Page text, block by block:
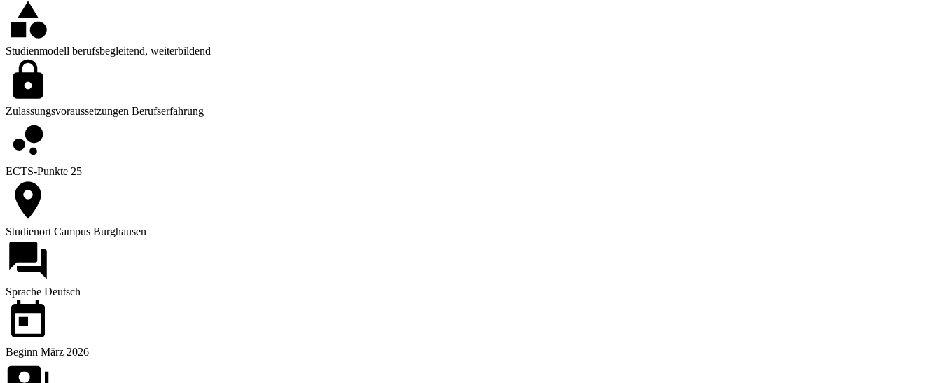
Studienmodell berufsbegleitend, weiterbildend
Zulassungsvoraussetzungen Berufserfahrung
ECTS-Punkte 25
StudienortCampus Burghausen
Sprache Deutsch
Beginn März 2026